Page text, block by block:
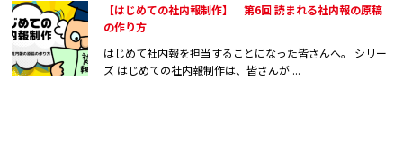
【はじめての社内報制作】 第6回 読まれる社内報の原稿
の作り方
はじめて社内報を担当することになった皆さんへ。 シリー
ズ はじめての社内報制作は、皆さんが ...